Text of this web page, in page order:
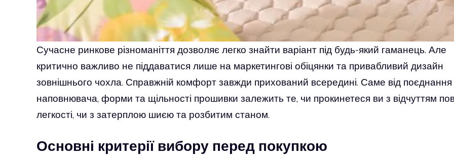
Сучасне ринкове різноманіття дозволяє легко знайти варіант під будь-який гаманець. Але
критично важливо не піддаватися лише на маркетингові обіцянки та привабливий дизайн
зовнішнього чохла. Справжній комфорт завжди прихований всередині. Саме від поєднання
наповнювача, форми та щільності прошивки залежить те, чи прокинетеся ви з відчуттям
легкості, чи з затерплою шиєю та розбитим станом.
Основні критерії вибору перед покупкою